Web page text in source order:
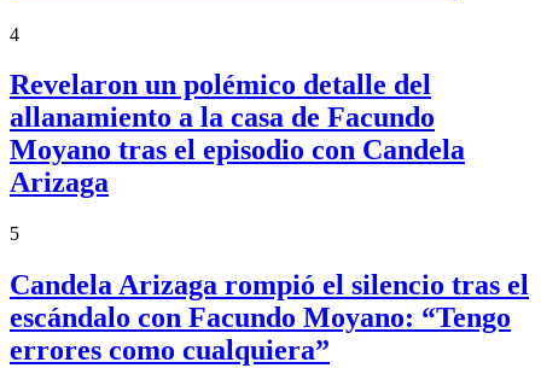
4
Revelaron un polémico detalle del
allanamiento a la casa de Facundo
Moyano tras el episodio con Candela
Arizaga
5
Candela Arizaga rompió el silencio tras el
escándalo con Facundo Moyano: “Tengo
errores como cualquiera”